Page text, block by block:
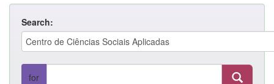
Search:
for